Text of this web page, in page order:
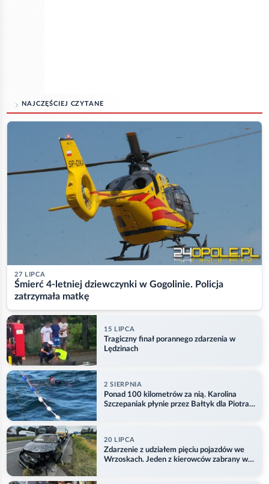
NAJCZĘŚCIEJ CZYTANE
27 LIPCA
Śmierć 4-letniej dziewczynki w Gogolinie. Policja
zatrzymała matkę
15 LIPCA
Tragiczny finał porannego zdarzenia w
Lędzinach
2 SIERPNIA
Ponad 100 kilometrów za nią. Karolina
Szczepaniak płynie przez Bałtyk dla Piotra.
20 LIPCA
Zdarzenie z udziałem pięciu pojazdów we
Wrzoskach. Jeden z kierowców zabrany w